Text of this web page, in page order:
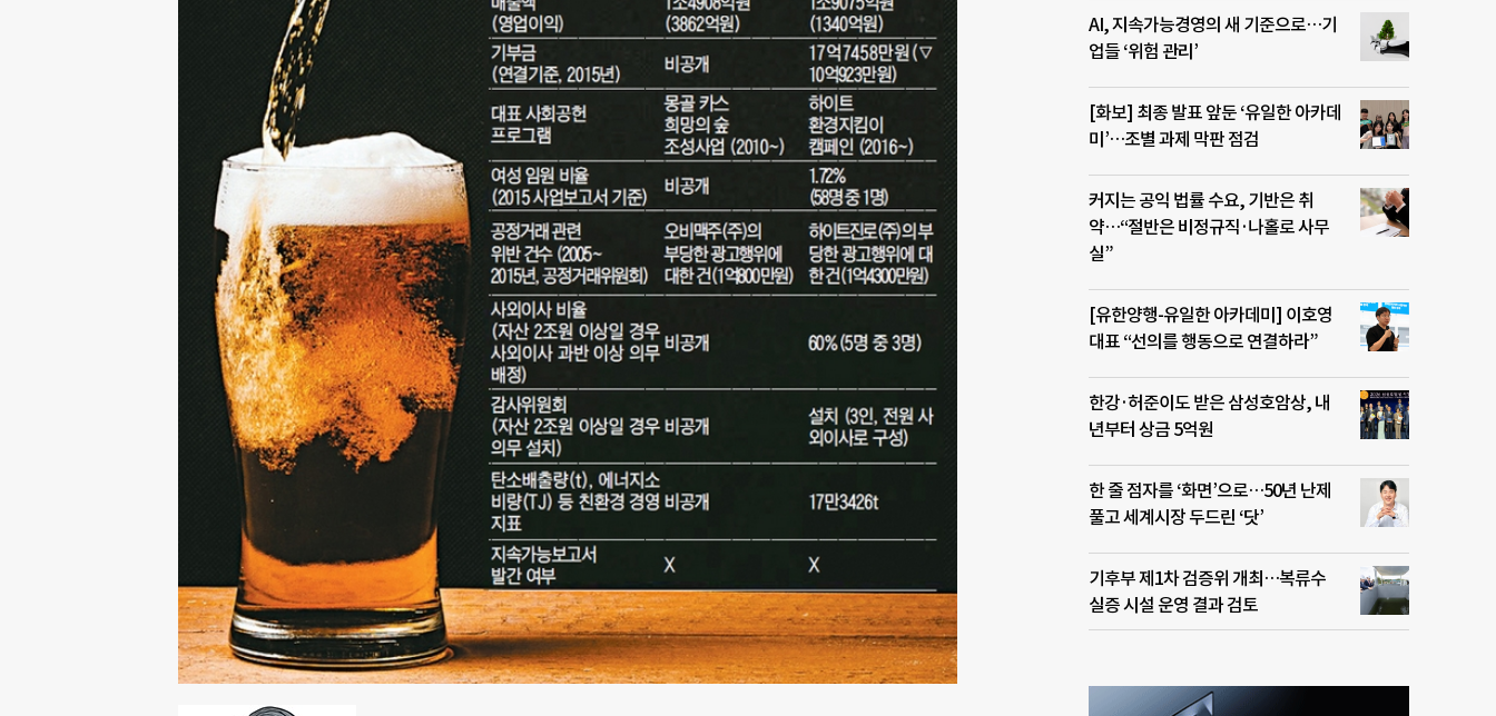
AI, 지속가능경영의 새 기준으로…기
업들 ‘위험 관리’
[화보] 최종 발표 앞둔 ‘유일한 아카데
미’…조별 과제 막판 점검
커지는 공익 법률 수요, 기반은 취
약…“절반은 비정규직·나홀로 사무
실”
[유한양행-유일한 아카데미] 이호영
대표 “선의를 행동으로 연결하라”
한강·허준이도 받은 삼성호암상, 내
년부터 상금 5억원
한 줄 점자를 ‘화면’으로…50년 난제
풀고 세계시장 두드린 ‘닷’
기후부 제1차 검증위 개최…복류수
실증 시설 운영 결과 검토